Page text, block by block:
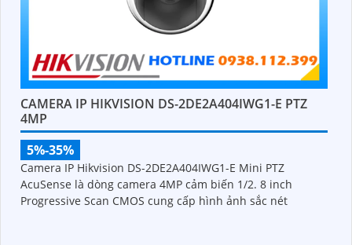
CAMERA IP HIKVISION DS-2DE2A404IWG1-E PTZ
4MP
5%-35%
Camera IP Hikvision DS-2DE2A404IWG1-E Mini PTZ
AcuSense là dòng camera 4MP cảm biến 1/2. 8 inch
Progressive Scan CMOS cung cấp hình ảnh sắc nét